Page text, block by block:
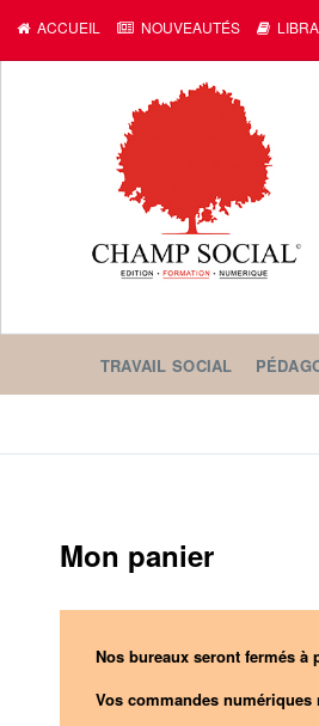
ACCUEIL NOUVEAUTÉS
TRAVAIL SOCIAL
Mon panier
Nos bureaux seront fermés
Vos commandes